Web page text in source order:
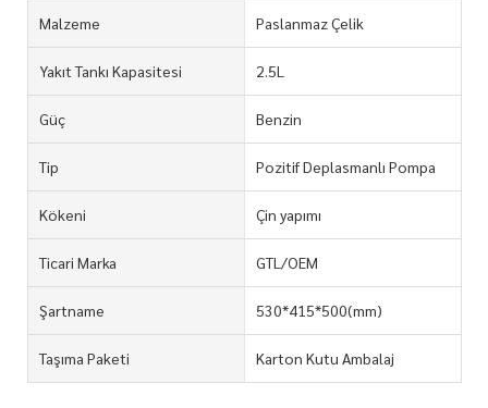
Malzeme Paslanmaz Çelik
Yakıt Tankı Kapasitesi 2.5L
Güç Benzin
Tip Pozitif Deplasmanlı Pompa
Kökeni Çin yapımı
Ticari Marka GTL/OEM
Şartname 530*415*500(mm)
Taşıma Paketi Karton Kutu Ambalaj